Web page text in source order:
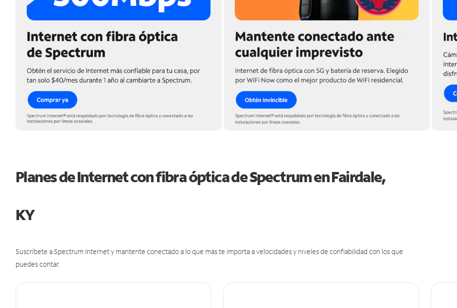
Planes de Internet con fibra óptica de Spectrum en Fairdale,
KY
Suscríbete a Spectrum Internet y mantente conectado a lo que más te importa a velocidades y niveles de confiabilidad con los que
puedes contar.